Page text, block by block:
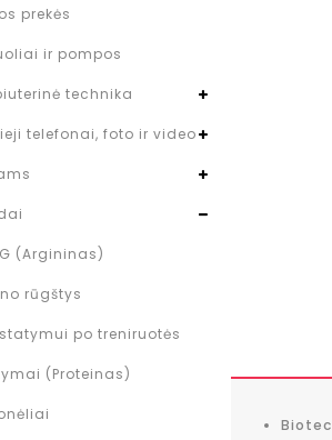
prekės
ir pompos
technika
telefonai, foto ir video
(Argininas)
rūgštys
po treniruotės
(Proteinas)